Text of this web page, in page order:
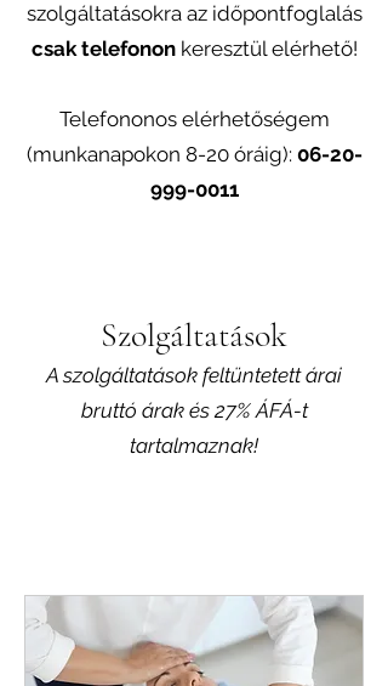
szolgáltatásokra az időpontfoglalás
csak telefononkeresztül elérhető!
Telefononos elérhetőségem
(munkanapokon 8-20 óráig): 06-20-
999-0011
Szolgáltatások
A szolgáltatások feltüntetett árai
bruttó árak és 27% ÁFÁ-t
tartalmaznak!